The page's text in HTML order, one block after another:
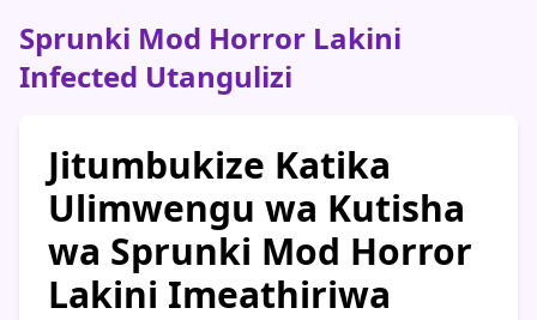
Sprunki Mod Horror Lakini
Infected Utangulizi
Jitumbukize Katika
Ulimwengu wa Kutisha
wa Sprunki Mod Horror
Lakini Imeathiriwa